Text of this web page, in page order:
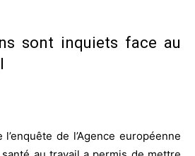
sont inquiets face au
de l’Agence européenne